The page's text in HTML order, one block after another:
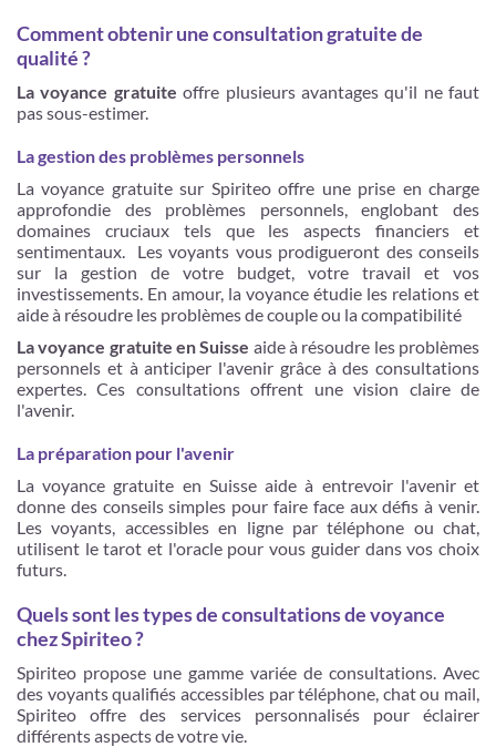
Comment obtenir une consultation gratuite de
qualité ?
La voyance gratuite offre plusieurs avantages qu'il ne faut
pas sous-estimer.
La gestion des problèmes personnels
La voyance gratuite sur Spiriteo offre une prise en charge
approfondie des problèmes personnels, englobant des
domaines cruciaux tels que les aspects financiers et
sentimentaux. Les voyants vous prodigueront des conseils
sur la gestion de votre budget, votre travail et vos
investissements. En amour, la voyance étudie les relations et
aide à résoudre les problèmes de couple ou la compatibilité
La voyance gratuite en Suisse aide à résoudre les problèmes
personnels et à anticiper l'avenir grâce à des consultations
expertes. Ces consultations offrent une vision claire de
l'avenir.
La préparation pour l'avenir
La voyance gratuite en Suisse aide à entrevoir l'avenir et
donne des conseils simples pour faire face aux défis à venir.
Les voyants, accessibles en ligne par téléphone ou chat,
utilisent le tarot et l'oracle pour vous guider dans vos choix
futurs.
Quels sont les types de consultations de voyance
chez Spiriteo ?
Spiriteo propose une gamme variée de consultations. Avec
des voyants qualifiés accessibles par téléphone, chat ou mail,
Spiriteo offre des services personnalisés pour éclairer
différents aspects de votre vie.